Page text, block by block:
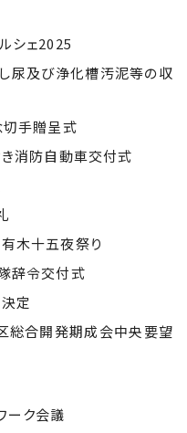
シェ2025
尿及び浄化槽汚泥等の収
手贈呈式
消防自動車交付式
木十五夜祭り
辞令交付式
定
合開発期成会中央要望
ーク会議